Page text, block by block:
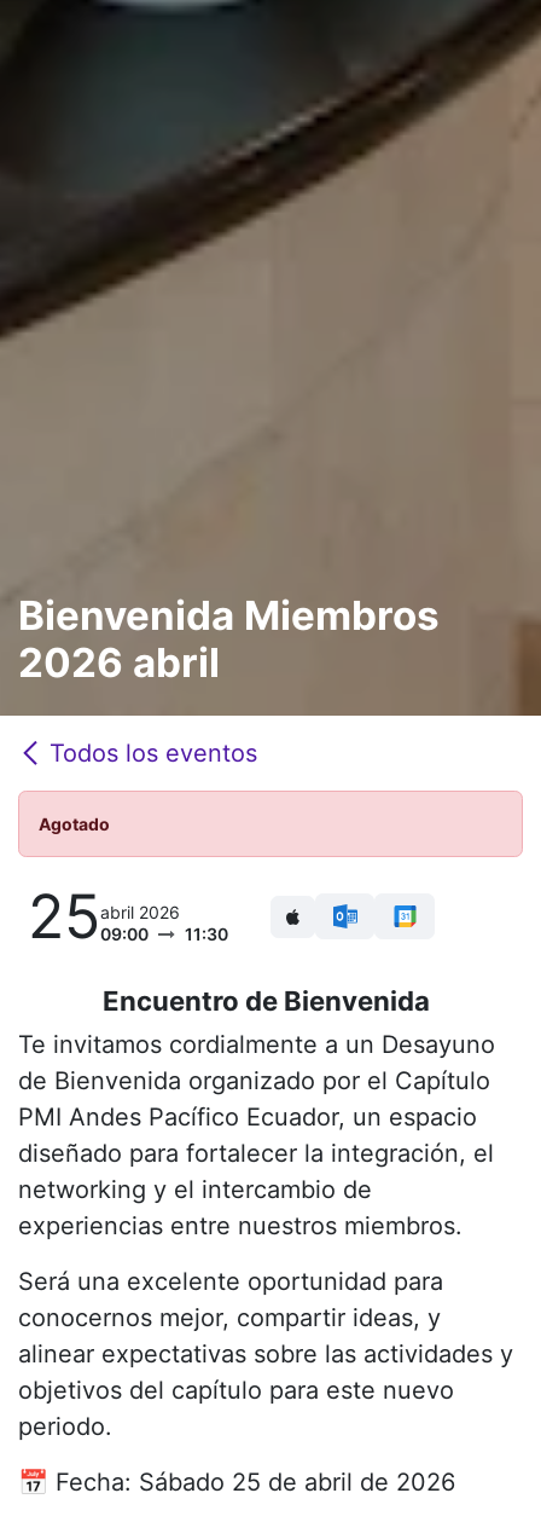
Bienvenida Miembros
2026 abril
Todos los eventos
Agotado
25abril 2026
09:00
11:30
Encuentro de Bienvenida
Te invitamos cordialmente a un Desayuno
de Bienvenida organizado por el Capítulo
PMI Andes Pacífico Ecuador, un espacio
diseñado para fortalecer la integración, el
networking y el intercambio de
experiencias entre nuestros miembros.
Será una excelente oportunidad para
conocernos mejor, compartir ideas, y
alinear expectativas sobre las actividades y
objetivos del capítulo para este nuevo
periodo.
📅 Fecha: Sábado 25 de abril de 2026